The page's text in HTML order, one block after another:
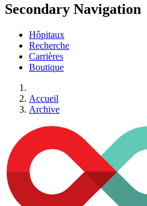
Secondary Navigation
Hôpitaux
Recherche
Carrières
Boutique
Accueil
Archive